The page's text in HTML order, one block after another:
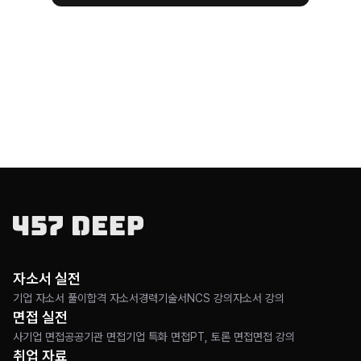
자소서 실전
기업 자소서 풀이 합격 자소서경력기술서 NCS 강의자소서 강의
면접 실전
사기업 면접공공기관 면접기업 특화 면접PT, 토론 면접면접 강의
취업 자료